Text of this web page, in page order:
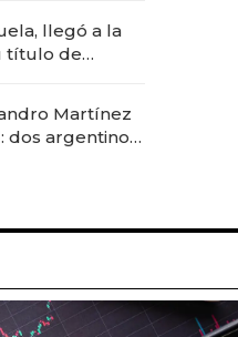
llegó a la
título de
Martínez
dos argentinos